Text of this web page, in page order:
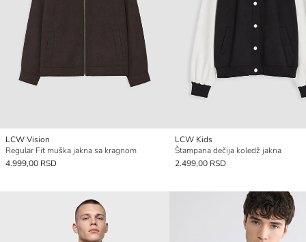
LCW Vision
Regular Fit muška jakna sa kragnom
4.999,00 RSD
LCW Kids
Štampana dečija koledž jakna
2.499,00 RSD